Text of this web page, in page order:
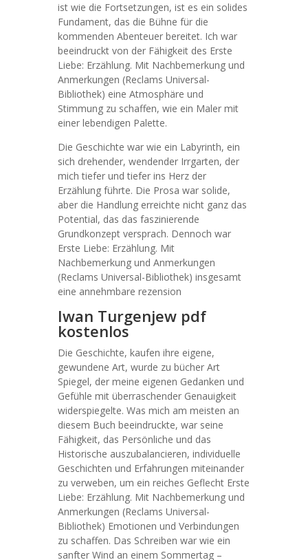
ist wie die Fortsetzungen, ist es ein solides
Fundament, das die Bühne für die
kommenden Abenteuer bereitet. Ich war
beeindruckt von der Fähigkeit des Erste
Liebe: Erzählung. Mit Nachbemerkung und
Anmerkungen (Reclams Universal-
Bibliothek) eine Atmosphäre und
Stimmung zu schaffen, wie ein Maler mit
einer lebendigen Palette.
Die Geschichte war wie ein Labyrinth, ein
sich drehender, wendender Irrgarten, der
mich tiefer und tiefer ins Herz der
Erzählung führte. Die Prosa war solide,
aber die Handlung erreichte nicht ganz das
Potential, das das faszinierende
Grundkonzept versprach. Dennoch war
Erste Liebe: Erzählung. Mit
Nachbemerkung und Anmerkungen
(Reclams Universal-Bibliothek) insgesamt
eine annehmbare rezension
Iwan Turgenjew pdf
kostenlos
Die Geschichte, kaufen ihre eigene,
gewundene Art, wurde zu bücher Art
Spiegel, der meine eigenen Gedanken und
Gefühle mit überraschender Genauigkeit
widerspiegelte. Was mich am meisten an
diesem Buch beeindruckte, war seine
Fähigkeit, das Persönliche und das
Historische auszubalancieren, individuelle
Geschichten und Erfahrungen miteinander
zu verweben, um ein reiches Geflecht Erste
Liebe: Erzählung. Mit Nachbemerkung und
Anmerkungen (Reclams Universal-
Bibliothek) Emotionen und Verbindungen
zu schaffen. Das Schreiben war wie ein
sanfter Wind an einem Sommertag –